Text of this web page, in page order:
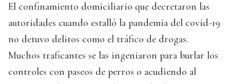
El confinamiento domiciliario que decretaron las
autoridades cuando estalló la pandemia del covid-19
no detuvo delitos como el tráfico de drogas.
Muchos traficantes se las ingeniaron para burlar los
controles con paseos de perros o acudiendo al